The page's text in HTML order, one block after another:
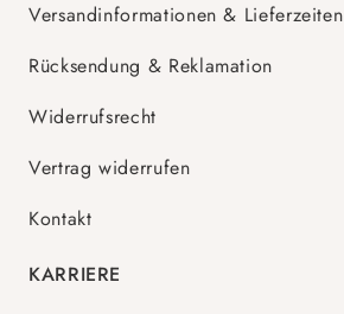
Versandinformationen & Lieferzeiten
Rücksendung & Reklamation
Widerrufsrecht
Vertrag widerrufen
Kontakt
KARRIERE